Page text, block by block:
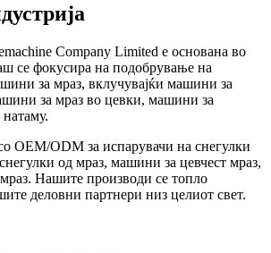
Company Limited е основана во
се фокусира на подобрување на
за мраз, вклучувајќи машини за
за мраз во цевки, машини за
OEM/ODM за испарувачи на снегулки
од мраз, машини за цевчест мраз,
Нашите производи се топло
деловни партнери низ целиот свет.